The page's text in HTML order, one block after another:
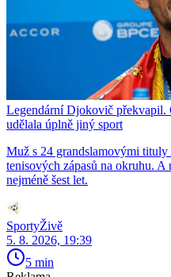
Legendární Djokovič překvapil.
udělala úplně jiný sport
Muž s 24 grandslamovými
tenisových zápasů na okruhu.
nejméně šest let.
SportyŽivě
5. 8. 2026, 19:39
5 min